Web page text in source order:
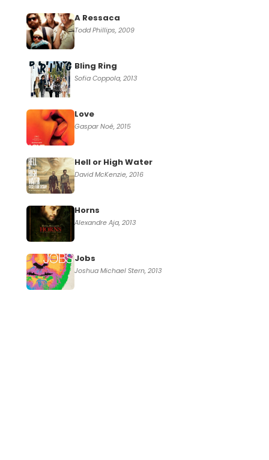
A Ressaca
Todd Phillips, 2009
Bling Ring
Sofia Coppola, 2013
Love
Gaspar Noé, 2015
Hell or High Water
David McKenzie, 2016
Horns
Alexandre Aja, 2013
Jobs
Joshua Michael Stern, 2013